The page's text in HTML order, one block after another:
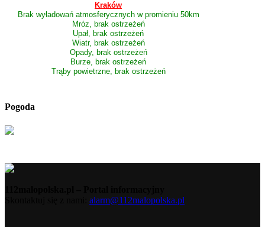
Kraków
Brak wyładowań atmosferycznych w promieniu 50km
Mróz, brak ostrzeżeń
Upał, brak ostrzeżeń
Wiatr, brak ostrzeżeń
Opady, brak ostrzeżeń
Burze, brak ostrzeżeń
Trąby powietrzne, brak ostrzeżeń
Pogoda
alarm@112malopolska.pl